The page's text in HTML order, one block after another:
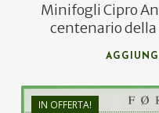
Minifogli Cipro
centenario della
IN OFFERTA!